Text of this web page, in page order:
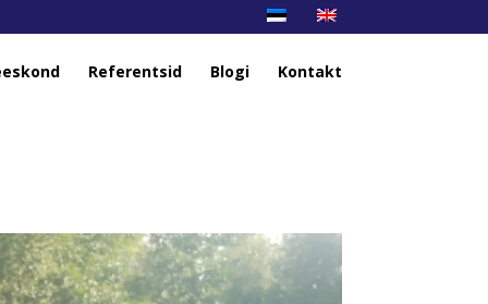
Referentsid Blogi Kontakt